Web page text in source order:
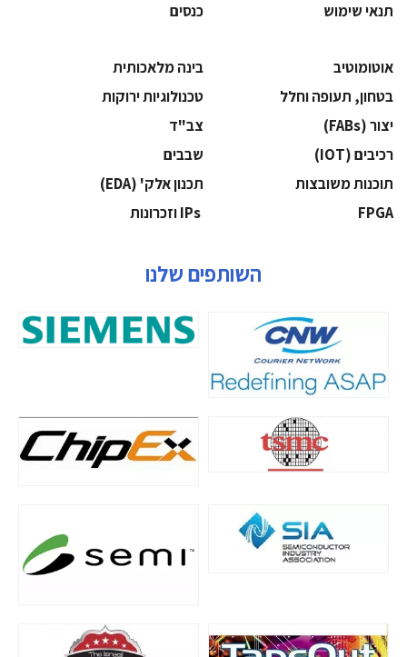
תנאי שימוש
כנסים
אוטומוטיב
בינה מלאכותית
בטחון, תעופה וחלל
‫טכנולוגיות ירוקות‬
‫יצור (‪(FABs‬‬
‫צב"ד‬
‫רכיבים‬ (IOT)
‫שבבים‬
‫תוכנות משובצות‬
‫תכנון אלק' (‪(EDA‬‬
‫‪FPGA‬‬
השותפים שלנו